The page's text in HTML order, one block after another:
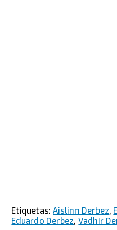
Etiquetas:Aislinn Derbez
Eduardo Derbez ,Vadhir